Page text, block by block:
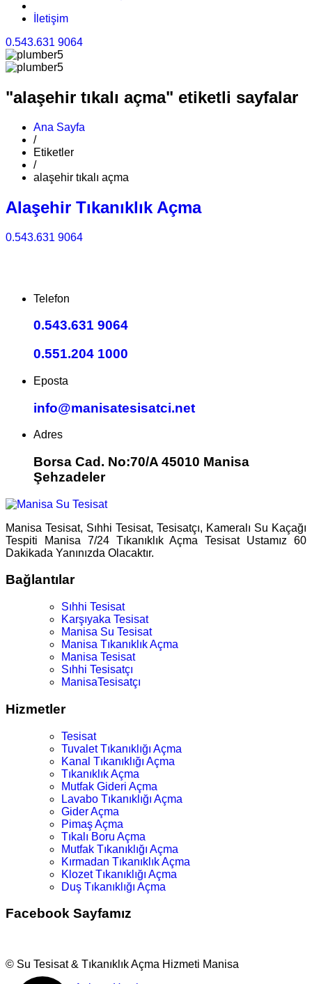
İletişim
0.543.631 9064
"alaşehir tıkalı açma" etiketli sayfalar
Ana Sayfa
/
Etiketler
/
alaşehir tıkalı açma
Alaşehir Tıkanıklık Açma
0.543.631 9064
Telefon
0.543.631 9064
0.551.204 1000
Eposta
info@manisatesisatci.net
Adres
Borsa Cad. No:70/A 45010 Manisa
Şehzadeler
Manisa Tesisat, Sıhhi Tesisat, Tesisatçı, Kameralı Su Kaçağı
Tespiti Manisa 7/24 Tıkanıklık Açma Tesisat Ustamız 60
Dakikada Yanınızda Olacaktır.
Bağlantılar
Sıhhi Tesisat
Karşıyaka Tesisat
Manisa Su Tesisat
Manisa Tıkanıklık Açma
Manisa Tesisat
Sıhhi Tesisatçı
ManisaTesisatçı
Hizmetler
Tesisat
Tuvalet Tıkanıklığı Açma
Kanal Tıkanıklığı Açma
Tıkanıklık Açma
Mutfak Gideri Açma
Lavabo Tıkanıklığı Açma
Gider Açma
Pimaş Açma
Tıkalı Boru Açma
Mutfak Tıkanıklığı Açma
Kırmadan Tıkanıklık Açma
Klozet Tıkanıklığı Açma
Duş Tıkanıklığı Açma
Facebook Sayfamız
© Su Tesisat & Tıkanıklık Açma Hizmeti Manisa